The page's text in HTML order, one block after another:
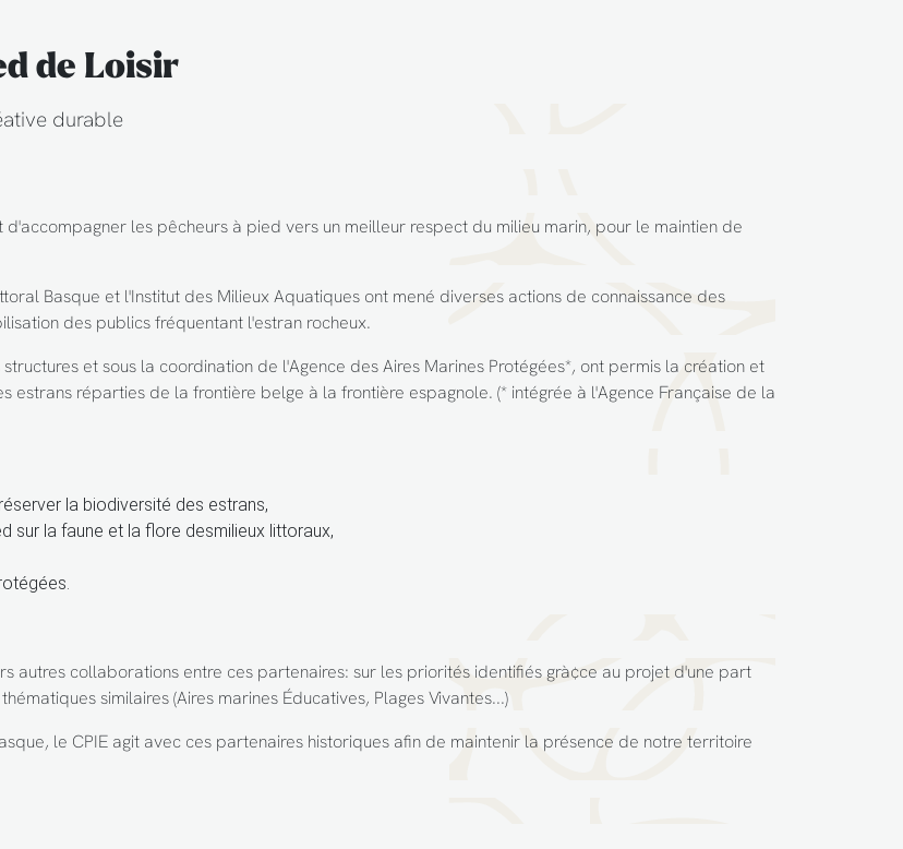
de Loisir
durable
les pêcheurs à pied vers un meilleur respect du milieu marin, pour le maintien de
Basque et l'Institut des Milieux Aquatiques ont mené diverses actions de connaissance des
des publics fréquentant l'estran rocheux.
et sous la coordination de l'Agence des Aires Marines Protégées*, ont permis la création et
réparties de la frontière belge à la frontière espagnole. (* intégrée à l'Agence Française de la
la biodiversité des estrans,
sur la faune et la flore desmilieux littoraux,
autres collaborations entre ces partenaires: sur les priorités identifiés grà¢ce au projet d'une part
similaires (Aires marines Éducatives, Plages Vivantes...)
le CPIE agit avec ces partenaires historiques afin de maintenir la présence de notre territoire